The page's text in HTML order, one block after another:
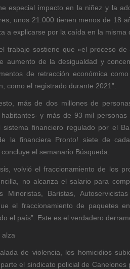
especial impacto en la niñez y la
unos 21.000 tienen menos de 18
a explicarse por la caída en la misma
trabajo sostiene que «el proceso
aumento de la desigualdad y
de retracción económica
como el registrado durante 2021”.
más de dos millones de
y más de 93 mil
sistema financiero regulado por el
la financiera Pronto! siete de
el semanario Búsqueda.
volvió el fraccionamiento de los
no alcanza el salario para
Minoristas, Baristas,
el fraccionamiento de paquetes
el país”. Este es el verdadero
alza
de violencia, los homicidios
el sindicato policial de Canelones